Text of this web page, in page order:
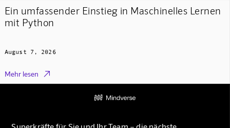
Ein umfassender Einstieg in Maschinelles Lernen
mit Python
August 7, 2026
Mehr lesen 